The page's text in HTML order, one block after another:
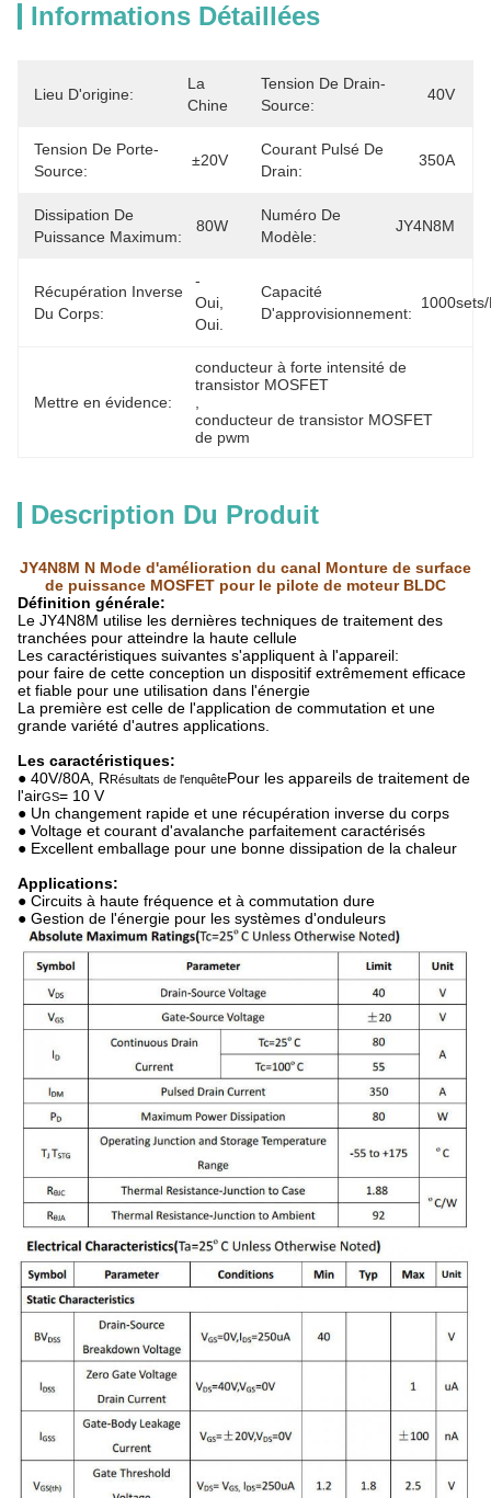
Informations Détaillées
Lieu D'origine:
La
Chine
Tension De Drain-
Source:
40V
Tension De Porte-
Source:
±20V
Courant Pulsé De
Drain:
350A
Dissipation De
Puissance Maximum:
80W
Numéro De
Modèle:
JY4N8M
Récupération Inverse
Du Corps:
-
Oui,
Oui.
Capacité
D'approvisionnement:
Mettre en évidence:
conducteur à forte intensité de
transistor MOSFET
conducteur de transistor MOSFET
de pwm
Description Du Produit
JY4N8M N Mode d'amélioration du canal Monture de surface
de puissance MOSFET pour le pilote de moteur BLDC
Définition générale:
Le JY4N8M utilise les dernières techniques de traitement des
tranchées pour atteindre la haute cellule
Les caractéristiques suivantes s'appliquent à l'appareil:
pour faire de cette conception un dispositif extrêmement efficace
et fiable pour une utilisation dans l'énergie
La première est celle de l'application de commutation et une
grande variété d'autres applications.
Les caractéristiques:
● 40V/80A, RRésultats de l'enquêtePour les appareils de traitement de
l'airGS= 10 V
● Un changement rapide et une récupération inverse du corps
● Voltage et courant d'avalanche parfaitement caractérisés
● Excellent emballage pour une bonne dissipation de la chaleur
Applications:
● Circuits à haute fréquence et à commutation dure
● Gestion de l'énergie pour les systèmes d'onduleurs